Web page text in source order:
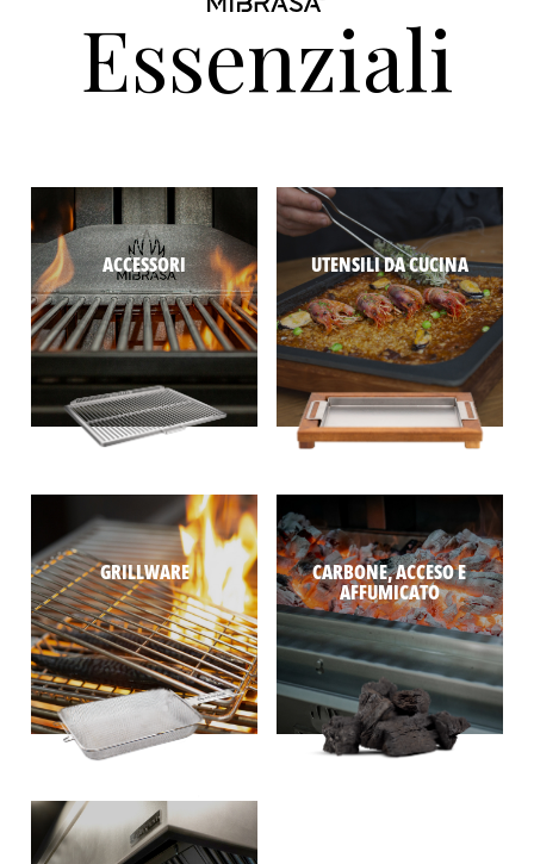
Essenziali
ACCESSORI UTENSILI DA CUCINA
GRILLWARE CARBONE, ACCESO E
AFFUMICATO